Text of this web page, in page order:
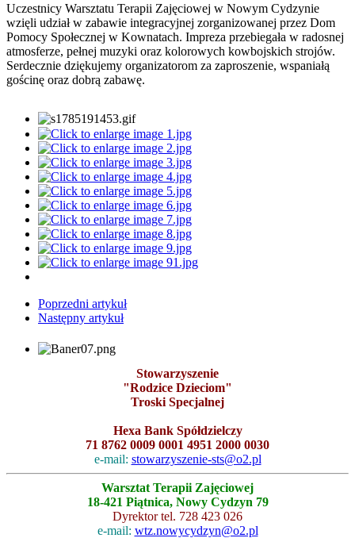
Uczestnicy Warsztatu Terapii Zajęciowej w Nowym Cydzynie
wzięli udział w zabawie integracyjnej zorganizowanej przez Dom
Pomocy Społecznej w Kownatach. Impreza przebiegała w radosnej
atmosferze, pełnej muzyki oraz kolorowych kowbojskich strojów.
Serdecznie dziękujemy organizatorom za zaproszenie, wspaniałą
gościnę oraz dobrą zabawę.
Poprzedni artykuł
Następny artykuł
Stowarzyszenie
"Rodzice Dzieciom"
Troski Specjalnej
Hexa Bank Spółdzielczy
71 8762 0009 0001 4951 2000 0030
e-mail: stowarzyszenie-sts@o2.pl
Warsztat Terapii Zajęciowej
18-421 Piątnica, Nowy Cydzyn 79
Dyrektor tel. 728 423 026
e-mail: wtz.nowycydzyn@o2.pl